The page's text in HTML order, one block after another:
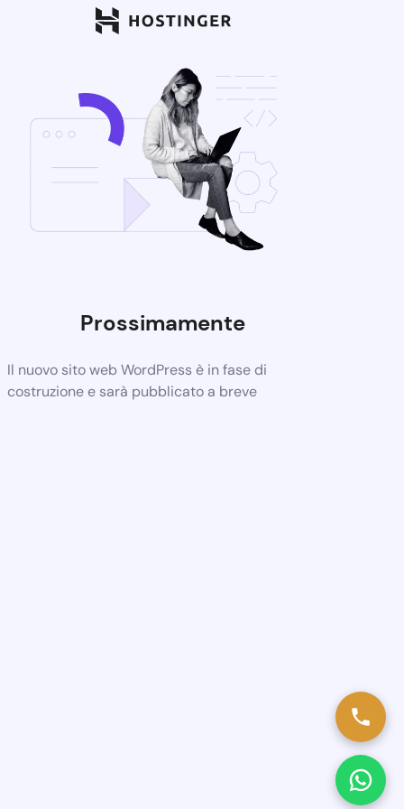
Prossimamente
Il nuovo sito web WordPress è in fase di
costruzione e sarà pubblicato a breve